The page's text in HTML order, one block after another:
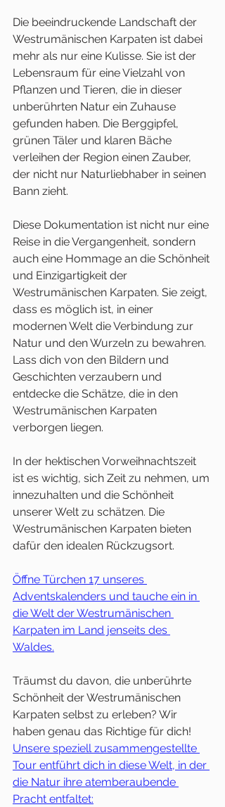
Die beeindruckende Landschaft der
Westrumänischen Karpaten ist dabei
mehr als nur eine Kulisse. Sie ist der
Lebensraum für eine Vielzahl von
Pflanzen und Tieren, die in dieser
unberührten Natur ein Zuhause
gefunden haben. Die Berggipfel,
grünen Täler und klaren Bäche
verleihen der Region einen Zauber,
der nicht nur Naturliebhaber in seinen
Bann zieht.
Diese Dokumentation ist nicht nur eine
Reise in die Vergangenheit, sondern
auch eine Hommage an die Schönheit
und Einzigartigkeit der
Westrumänischen Karpaten. Sie zeigt,
dass es möglich ist, in einer
modernen Welt die Verbindung zur
Natur und den Wurzeln zu bewahren.
Lass dich von den Bildern und
Geschichten verzaubern und
entdecke die Schätze, die in den
Westrumänischen Karpaten
verborgen liegen.
In der hektischen Vorweihnachtszeit
ist es wichtig, sich Zeit zu nehmen, um
innezuhalten und die Schönheit
unserer Welt zu schätzen. Die
Westrumänischen Karpaten bieten
dafür den idealen Rückzugsort.
Öffne Türchen 17 unseres
Adventskalenders und tauche ein in
die Welt der Westrumänischen
Karpaten im Land jenseits des
Waldes.
Träumst du davon, die unberührte
Schönheit der Westrumänischen
Karpaten selbst zu erleben? Wir
haben genau das Richtige für dich!
Unsere speziell zusammengestellte
Tour entführt dich in diese Welt, in der
die Natur ihre atemberaubende
Pracht entfaltet: